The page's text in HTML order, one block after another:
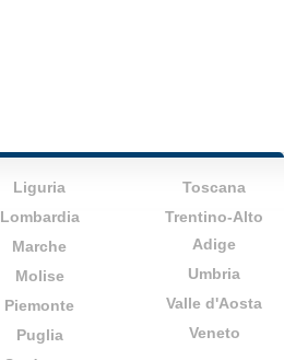
Liguria
Lombardia
Marche
Molise
Piemonte
Puglia
Toscana
Trentino-Alto
Adige
Umbria
Valle d'Aosta
Veneto